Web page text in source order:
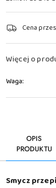
i
dostawa
Cena
Więcej o
Waga:
OPIS
PRODUKTU
Smycz